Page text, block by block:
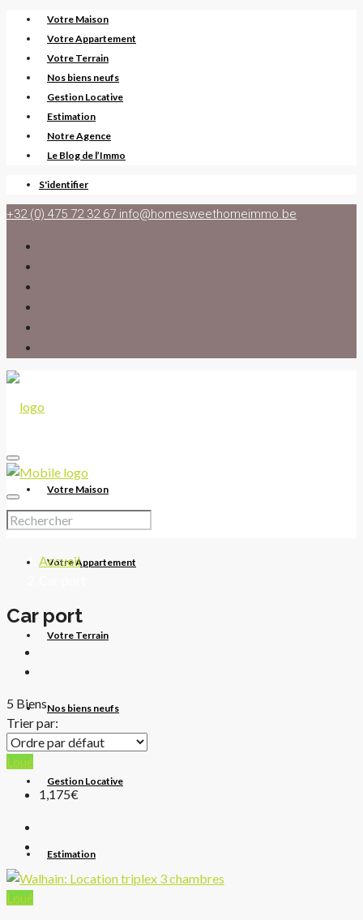
Votre Maison
Votre Appartement
Votre Terrain
Nos biens neufs
Gestion Locative
Estimation
Notre Agence
Le Blog de l’Immo
S'identifier
+32 (0) 475 72 32 67 info@homesweethomeimmo.be
Votre Maison
Votre Appartement
Votre Terrain
Nos biens neufs
Gestion Locative
Estimation
Accueil
Car port
5 Biens
Trier par:
Loué
1,175€
Loué